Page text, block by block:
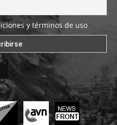
y términos de uso